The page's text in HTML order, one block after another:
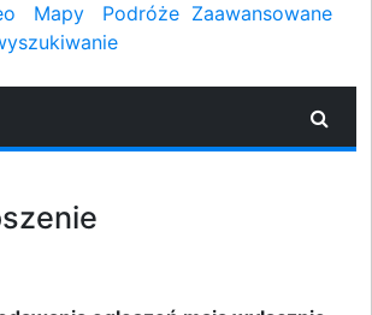
Mapy Podróże Zaawansowane